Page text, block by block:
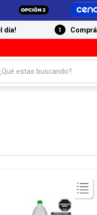
día! Comprá
estas buscando?